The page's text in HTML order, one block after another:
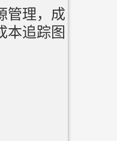
管理，成
本追踪图